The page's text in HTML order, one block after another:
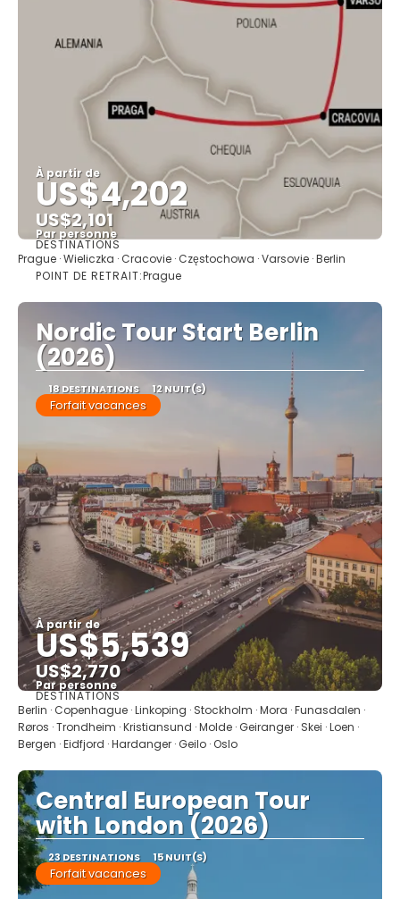
À partir de
US$4,202
US$2,101
Par personne
Afficher
DESTINATIONS
Prague · Wieliczka · Cracovie · Częstochowa · Varsovie · Berlin
POINT DE RETRAIT:Prague
Nordic Tour Start Berlin
(2026)
18 DESTINATIONS 12 NUIT(S)
Forfait vacances
À partir de
US$5,539
US$2,770
Par personne
Afficher
DESTINATIONS
Berlin · Copenhague · Linkoping · Stockholm · Mora · Funasdalen ·
Røros · Trondheim · Kristiansund · Molde · Geiranger · Skei · Loen ·
Bergen · Eidfjord · Hardanger · Geilo · Oslo
Central European Tour
with London (2026)
23 DESTINATIONS 15 NUIT(S)
Forfait vacances